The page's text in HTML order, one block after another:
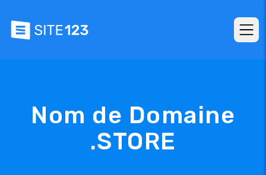
Nom de Domaine
.STORE